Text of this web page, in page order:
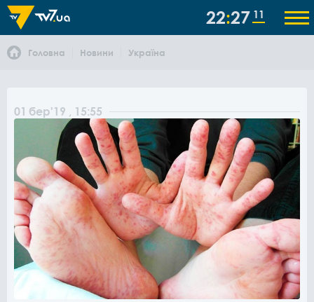
22 27 12
Головна Новини Україна
01 бер'19 , 15:55